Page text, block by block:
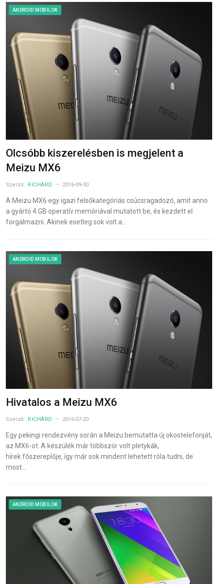
ANDROID MOBILOK
Olcsóbb kiszerelésben is megjelent a
Meizu MX6
Szerző: RICHÁRD 2016-09-30
A Meizu MX6 egy igazi felsőkategóriás csúcsragadozó, amit anno
a gyártó 4 GB operatív memóriával mutatott be, és kezdett el
forgalmazni. Akinek esetleg sok volt a…
ANDROID MOBILOK
Hivatalos a Meizu MX6
Szerző: RICHÁRD 2016-07-20
Egy pekingi rendezvény során a Meizu bemutatta új okostelefonját,
az MX6-ot. A készülék már többször volt pletykák,
hírek főszereplője, így már sok mindent lehetett róla tudni, de
most…
ANDROID MOBILOK